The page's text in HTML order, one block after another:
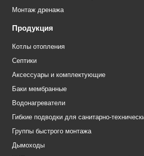
Монтаж дренажа
Продукция
Котлы отопления
Септики
Аксессуары и комплектующие
Баки мембранные
Водонагреватели
Гибкие подводки для санитарно-
Группы быстрого монтажа
Дымоходы